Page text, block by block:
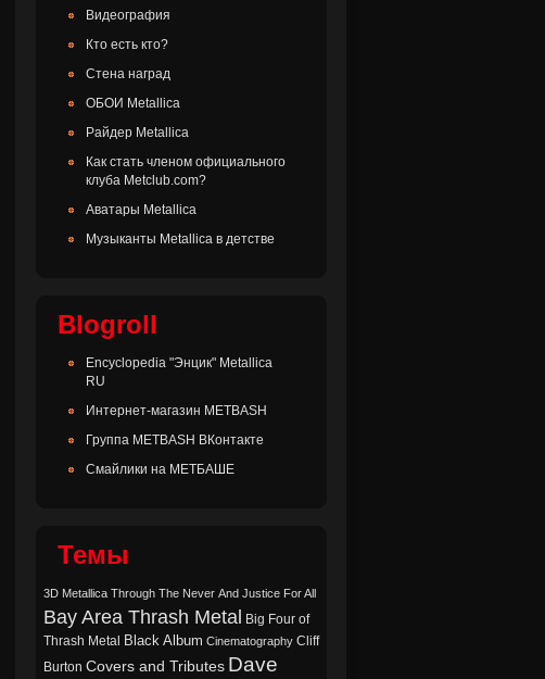
Видеография
Кто есть кто?
Стена наград
ОБОИ Metallica
Райдер Metallica
Как стать членом официального
клуба Metclub.com?
Аватары Metallica
Музыканты Metallica в детстве
Blogroll
Encyclopedia "Энцик" Metallica
RU
Интернет-магазин METBASH
Группа METBASH ВКонтакте
Смайлики на МЕТБАШЕ
Темы
3D Metallica Through The Never And Justice For All
Bay Area Thrash Metal Big Four of
Thrash Metal Black Album Cinematography Cliff
Burton Covers and Tributes Dave